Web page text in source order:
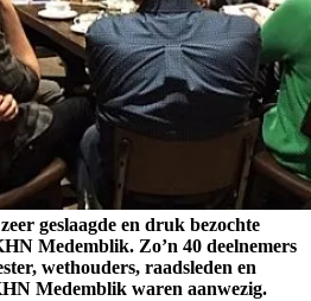
geslaagde en druk bezochte
Medemblik. Zo’n 40 deelnemers
wethouders, raadsleden en
Medemblik waren aanwezig.